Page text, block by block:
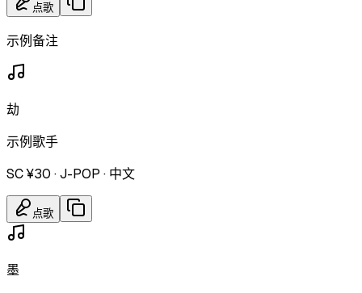
点歌
示例备注
劫
示例歌手
SC ¥30 ·J-POP · 中文
点歌
墨